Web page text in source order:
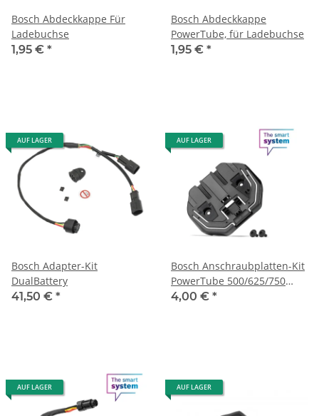
Bosch Abdeckkappe Für
Ladebuchse
1,95 € *
Bosch Abdeckkappe
PowerTube, für Ladebuchse
1,95 € *
AUF LAGER
Bosch Adapter-Kit
DualBattery
41,50 € *
AUF LAGER
Bosch Anschraubplatten-Kit
PowerTube 500/625/750
horizontal, pivot (BBP37YY)
4,00 € *
AUF LAGER AUF LAGER